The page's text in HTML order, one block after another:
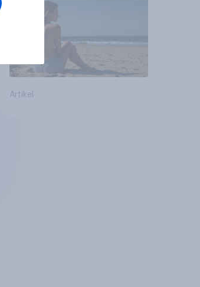
Artikel